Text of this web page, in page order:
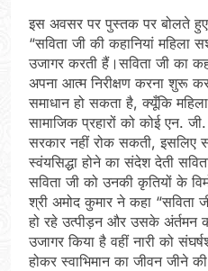
इस अवसर पर पुस्तक पर बोलते हुए
“सविता जी की कहानियां महिला
उजागर करती हैं।सविता जी का
अपना आत्म निरीक्षण करना शुरू
समाधान हो सकता है, क्यूँकि
सामाजिक प्रहारों को कोई एन.
सरकार नहीं रोक सकती, इसलिए
स्वंयसिद्धा होने का संदेश देती
सविता जी को उनकी कृतियों के
श्री अमोद कुमार ने कहा “सविता
हो रहे उत्पीड़न और उसके अंर्तमन
उजागर किया है वहीं नारी को
होकर स्वाभिमान का जीवन जीने